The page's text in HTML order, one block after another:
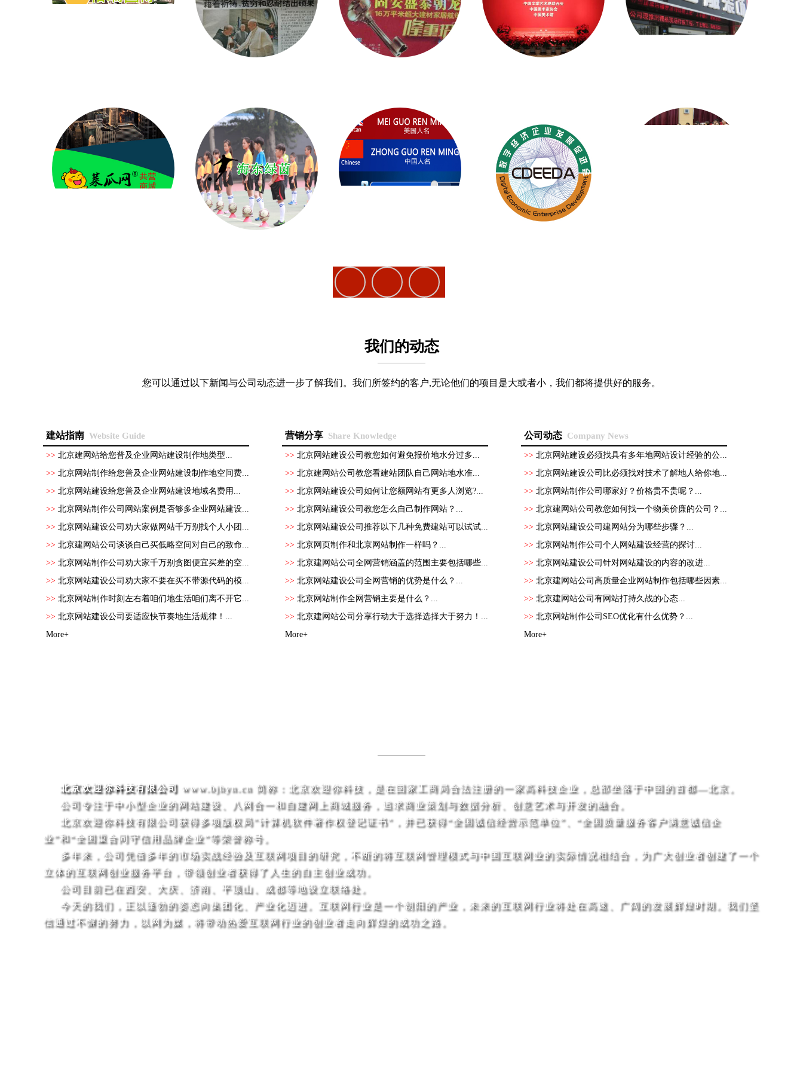
我们的动态
您可以通过以下新闻与公司动态进一步了解我们。我们所签约的客户,无论他们的项目是大或者小，我们都将提供好的服务。
建站指南 Website Guide
>> 北京建网站给您普及企业网站建设制作地类型...
>> 北京网站制作给您普及企业网站建设制作地空间费...
>> 北京网站建设给您普及企业网站建设地域名费用...
>> 北京网站制作公司网站案例是否够多企业网站建设...
>> 北京网站建设公司劝大家做网站千万别找个人小团...
>> 北京建网站公司谈谈自己买低略空间对自己的致命...
>> 北京网站制作公司劝大家千万别贪图便宜买差的空...
>> 北京网站建设公司劝大家不要在买不带源代码的模...
>> 北京网站制作时刻左右着咱们地生活咱们离不开它...
>> 北京网站建设公司要适应快节奏地生活规律！...
More+
营销分享 Share Knowledge
>> 北京网站建设公司教您如何避免报价地水分过多...
>> 北京建网站公司教您看建站团队自己网站地水准...
>> 北京网站建设公司如何让您额网站有更多人浏览?...
>> 北京网站建设公司教您怎么自己制作网站？...
>> 北京网站建设公司推荐以下几种免费建站可以试试...
>> 北京网页制作和北京网站制作一样吗？...
>> 北京建网站公司全网营销涵盖的范围主要包括哪些...
>> 北京网站建设公司全网营销的优势是什么？...
>> 北京网站制作全网营销主要是什么？...
>> 北京建网站公司分享行动大于选择选择大于努力！...
More+
公司动态 Company News
>> 北京网站建设必须找具有多年地网站设计经验的公...
>> 北京网站建设公司比必须找对技术了解地人给你地...
>> 北京网站制作公司哪家好？价格贵不贵呢？...
>> 北京建网站公司教您如何找一个物美价廉的公司？...
>> 北京网站建设公司建网站分为哪些步骤？...
>> 北京网站制作公司个人网站建设经营的探讨...
>> 北京网站建设公司针对网站建设的内容的改进...
>> 北京建网站公司高质量企业网站制作包括哪些因素...
>> 北京建网站公司有网站打持久战的心态...
>> 北京网站制作公司SEO优化有什么优势？...
More+
北京欢迎你科技有限公司www.bjhyn.cn 简称：北京欢迎你科技，是在国家工商局合法注册的一家高科技企业，总部坐落于中国的首都—北京。
公司专注于中小型企业的网站建设、八网合一和自建网上商城服务，追求商业策划与数据分析、创意艺术与开发的融合。
北京欢迎你科技有限公司获得多项版权局"计算机软件著作权登记证书"，并已获得“全国诚信经营示范单位”、“全国质量服务客户满意诚信企
业”和“全国重合同守信用品牌企业”等荣誉称号。
多年来，公司凭借多年的市场实战经验及互联网项目的研究，不断的将互联网管理模式与中国互联网业的实际情况相结合，为广大创业者创建了一个
立体的互联网创业服务平台，带领创业者获得了人生的自主创业成功。
公司目前已在西安、大庆、济南、平顶山、成都等地设立联络处。
今天的我们，正以蓬勃的姿态向集团化、产业化迈进。互联网行业是一个朝阳的产业，未来的互联网行业将处在高速、广阔的发展辉煌时期。我们坚
信通过不懈的努力，以网为媒，将带动热爱互联网行业的创业者走向辉煌的成功之路。